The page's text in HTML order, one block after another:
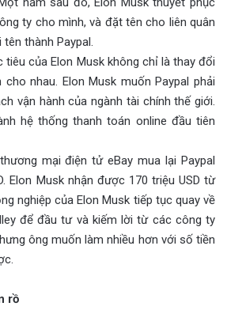
ty cho mình, và đặt tên cho liên quân
thành Paypal.
tiêu của Elon Musk không chỉ là thay đổi
nhau. Elon Musk muốn Paypal phải
vận hành của ngành tài chính thế giới.
hệ thống thanh toán online đầu tiên
mại điện tử eBay mua lại Paypal
Elon Musk nhận được 170 triệu USD từ
nghiệp của Elon Musk tiếp tục quay về
để đầu tư và kiếm lời từ các công ty
ông muốn làm nhiều hơn với số tiền
rồ